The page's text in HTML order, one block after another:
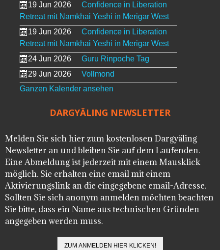
19 Jun 2026
Confidence in Liberation
Retreat mit Namkhai Yeshi in Merigar West
19 Jun 2026
Confidence in Liberation
Retreat mit Namkhai Yeshi in Merigar West
24 Jun 2026
Guru Rinpoche Tag
29 Jun 2026
Vollmond
Ganzen Kalender ansehen
DARGYÄLING NEWSLETTER
Melden Sie sich hier zum kostenlosen Dargyäling
Newsletter an und bleiben Sie auf dem Laufenden.
Eine Abmeldung ist jederzeit mit einem Mausklick
möglich. Sie erhalten eine email mit einem
Aktivierungslink an die eingegebene email-Adresse.
Sollten Sie sich anonym anmelden möchten beachten
Sie bitte, dass ein Name aus technischen Gründen
angegeben werden muss.